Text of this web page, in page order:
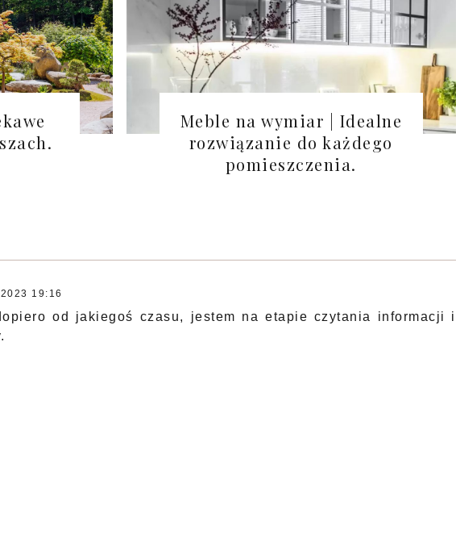
Meble na wymiar | Idealne
rozwiązanie do każdego
pomieszczenia.
19:16
od jakiegoś czasu, jestem na etapie czytania informacji i